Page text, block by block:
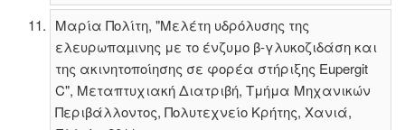
Μαρία Πολίτη, "Μελέτη υδρόλυσης της
ελευρωπαµινης με το ένζυμο β-γλυκοζιδάση και
της ακινητοποίησης σε φορέα στήριξης Eupergit
C", Μεταπτυχιακή Διατριβή, Τμήμα Μηχανικών
Περιβάλλοντος, Πολυτεχνείο Κρήτης, Χανιά,